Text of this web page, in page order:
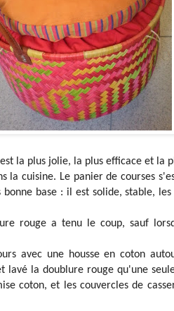
la plus jolie, la plus efficace et la
la cuisine. Le panier de courses
base : il est solide, stable,
rouge a tenu le coup, sauf
avec une housse en coton
lavé la doublure rouge qu'une
coton, et les couvercles de